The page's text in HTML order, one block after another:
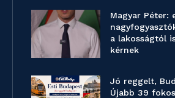
Magyar Péter:
a lakosságtól
kérnek
Jó reggelt,
Újabb 39